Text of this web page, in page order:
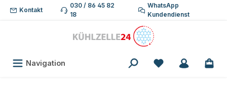
Zum Hauptinhalt springen
Kontakt
030 / 86 45 82
18
WhatsApp
Kundendienst
Navigation Du hast 0